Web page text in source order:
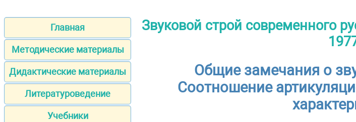
Главная
Методические материалы
Дидактические материалы
Литературоведение
Учебники
Звуковой строй современного
Общие замечания о
Соотношение